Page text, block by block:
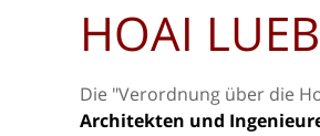
HOAI
Die "Verordnung über die
Architekten und